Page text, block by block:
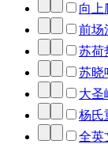
向上
前场
苏荷
苏晓
大圣
杨氏
全英